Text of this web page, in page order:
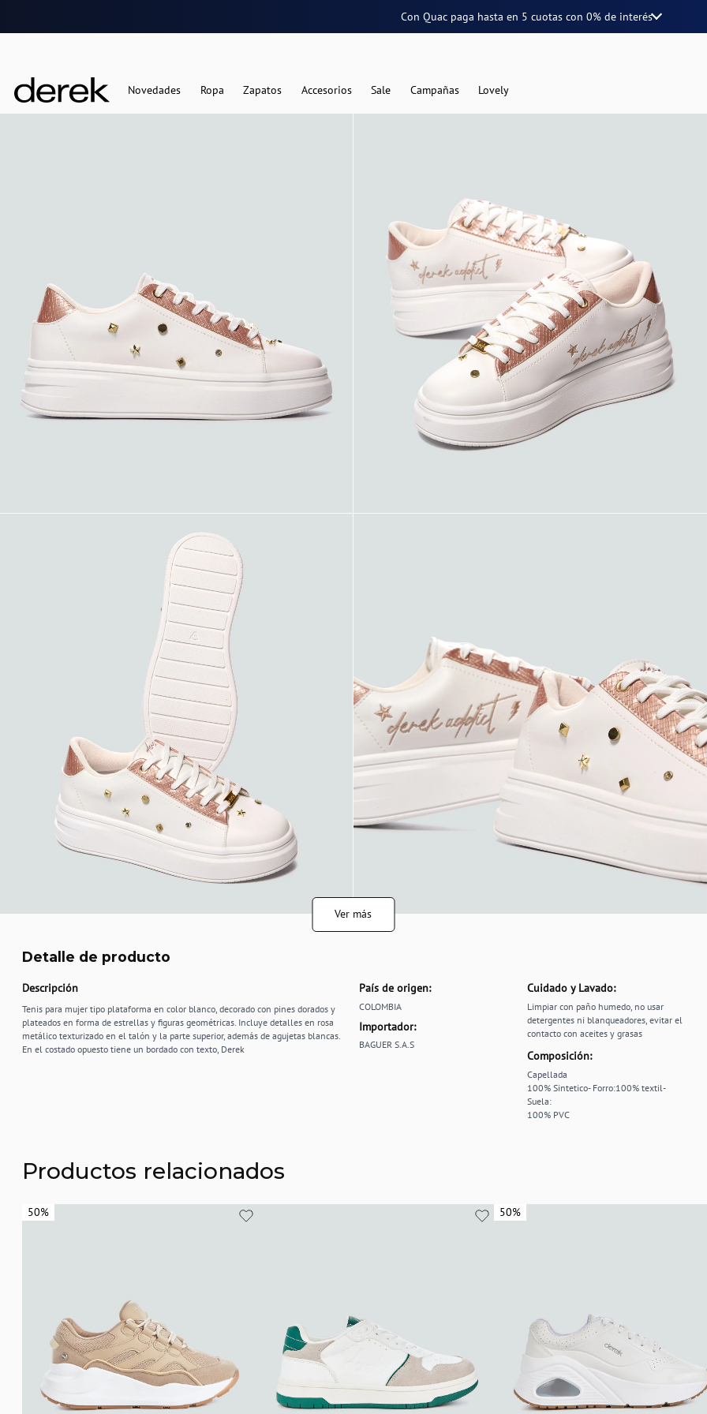
Con Quac paga hasta en 5 cuotascon 0% de interés
Novedades Ropa Zapatos Accesorios Sale Campañas Lovely
Ver más
Detalle de producto
Descripción
Tenis para mujer tipo plataforma en color blanco, decorado con pines dorados y
plateados en forma de estrellas y figuras geométricas. Incluye detalles en rosa
metálico texturizado en el talón y la parte superior, además de agujetas blancas.
En el costado opuesto tiene un bordado con texto, Derek
País de origen:
COLOMBIA
Importador:
BAGUER S.A.S
Cuidado y Lavado:
Limpiar con paño humedo, no usar
detergentes ni blanqueadores, evitar el
contacto con aceites y grasas
Composición:
Capellada
100% Sintetico- Forro:100% textil-
Suela:
100% PVC
Productos relacionados
50%
50% 50%
50%